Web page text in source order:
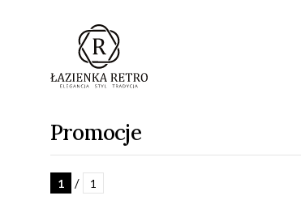
Promocje
1 / 1